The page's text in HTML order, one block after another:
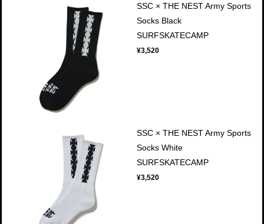
SSC × THE NEST Army Sports
Socks Black
SURFSKATECAMP
¥3,520
SSC × THE NEST Army Sports
Socks White
SURFSKATECAMP
¥3,520